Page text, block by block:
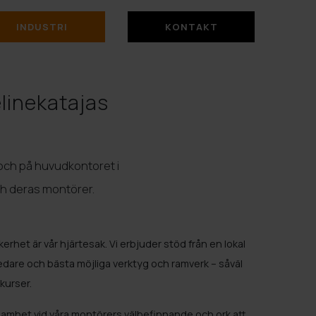
INDUSTRI KONTAKT
på huvudkontoret i
deras montörer.
är vår hjärtesak. Vi erbjuder stöd från en lokal
och bästa möjliga verktyg och ramverk – såväl